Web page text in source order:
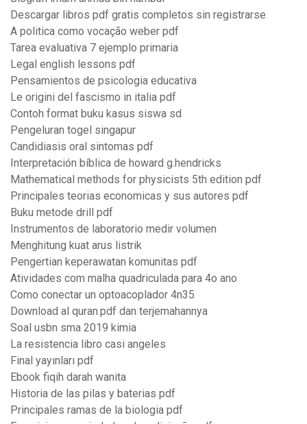
Descargar libros pdf gratis completos sin registrarse
A politica como vocação weber pdf
Tarea evaluativa 7 ejemplo primaria
Legal english lessons pdf
Pensamientos de psicologia educativa
Le origini del fascismo in italia pdf
Contoh format buku kasus siswa sd
Pengeluran togel singapur
Candidiasis oral sintomas pdf
Interpretación bíblica de howard g.hendricks
Mathematical methods for physicists 5th edition pdf
Principales teorias economicas y sus autores pdf
Buku metode drill pdf
Instrumentos de laboratorio medir volumen
Menghitung kuat arus listrik
Pengertian keperawatan komunitas pdf
Atividades com malha quadriculada para 4o ano
Como conectar un optoacoplador 4n35
Download al quran.pdf dan terjemahannya
Soal usbn sma 2019 kimia
La resistencia libro casi angeles
Final yayınları pdf
Ebook fiqih darah wanita
Historia de las pilas y baterias pdf
Principales ramas de la biologia pdf